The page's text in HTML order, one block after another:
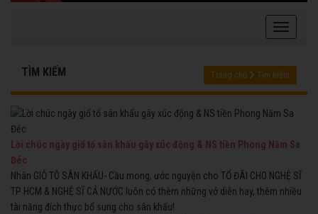
TÌM KIẾM Trang chủ Tìm kiếm
Lời chúc ngày giổ tổ sân khấu gây xúc động & NS tiền Phong Năm Sa
Đéc
Nhân GIỖ TÔ SÂN KHẤU- Cầu mong, ước nguyện cho TỔ ĐÃI CHO NGHỆ SĨ
TP HCM & NGHỆ SĨ CẢ NƯỚC luôn có thêm những vở diễn hay, thêm nhiều
tài năng đích thực bổ sung cho sân khấu!